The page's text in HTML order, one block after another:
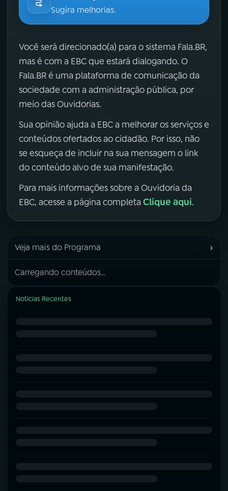
Sugira melhorias.
Você será direcionado(a) para o sistema Fala.BR,
mas é com a EBC que estará dialogando. O
Fala.BR é uma plataforma de comunicação da
sociedade com a administração pública, por
meio das Ouvidorias.
Sua opinião ajuda a EBC a melhorar os serviços e
conteúdos ofertados ao cidadão. Por isso, não
se esqueça de incluir na sua mensagem o link
do conteúdo alvo de sua manifestação.
Para mais informações sobre a Ouvidoria da
EBC, acesse a página completa Clique aqui.
Veja mais do Programa ›
Carregando conteúdos...
Notícias Recentes